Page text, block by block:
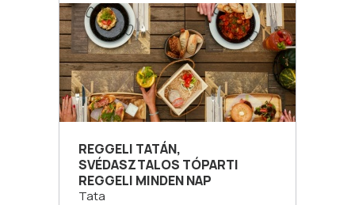
REGGELI TATÁN,
SVÉDASZTALOS TÓPARTI
REGGELI MINDEN NAP
Tata